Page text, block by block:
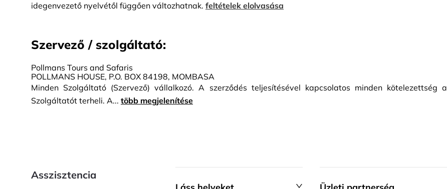
idegenvezető nyelvétől függően változhatnak. feltételek elolvasása
Szervező / szolgáltató:
Pollmans Tours and Safaris
POLLMANS HOUSE, P.O. BOX 84198, MOMBASA
Minden Szolgáltató (Szervező) vállalkozó. A szerződés teljesítésével kapcsolatos minden kötelezettség a
Szolgáltatót terheli. A... több megjelenítése
Asszisztencia